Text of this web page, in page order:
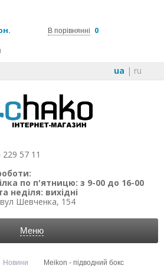
В порівнянні 0
ua | ru
57 11
по п'ятницю: з 9-00 до 16-00
неділя: вихідні
Шевченка, 154
Меню
Новини Meikon - підводний бокс